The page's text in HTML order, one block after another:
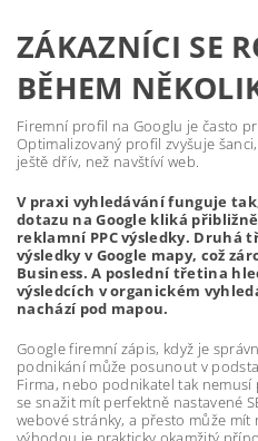
ZÁKAZNÍCI SE
BĚHEM
Firemní profil na Googlu je často
Optimalizovaný profil zvyšuje
ještě dřív, než navštíví web.
V praxi vyhledávání funguje
dotazu na Google kliká
reklamní PPC výsledky.
výsledky v Google mapy, což
Business. A poslední třetina
výsledcích v organickém
nachází pod mapou.
Google firemní zápis, když je
podnikání může posunout v
Firma, nebo podnikatel tak
se snažit mít perfektně nastavené
webové stránky, a přesto může